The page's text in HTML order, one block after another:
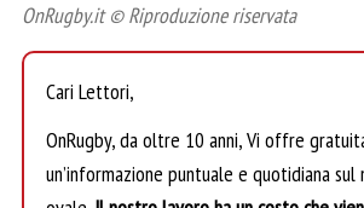
OnRugby.it © Riproduzione riservata
Cari Lettori,
OnRugby, da oltre 10 anni, Vi offre
un’informazione puntuale e quotidiana